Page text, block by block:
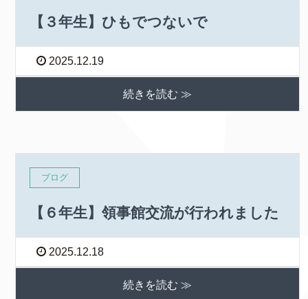
【３年生】ひもでつないで
2025.12.19
続きを読む ≫
ブログ
【６年生】領事館交流が行われました
2025.12.18
続きを読む ≫